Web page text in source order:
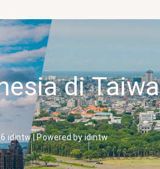
di
idintw | Powered by idintw